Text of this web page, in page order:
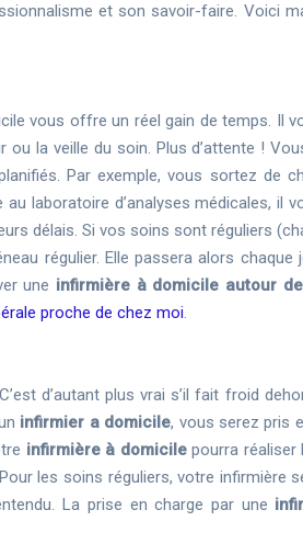
et son savoir-faire. Voici
vous offre un réel gain de temps. Il
ou la veille du soin. Plus d’attente !
Par exemple, vous sortez de
laboratoire d’analyses médicales, il
délais. Si vos soins sont réguliers
régulier. Elle passera alors chaque
une infirmière à domicile autour
proche de chez moi.
d’autant plus vrai s’il fait froid
infirmier a domicile, vous serez pris
infirmière à domicilepourra réaliser
les soins réguliers, votre infirmière
La prise en charge par une